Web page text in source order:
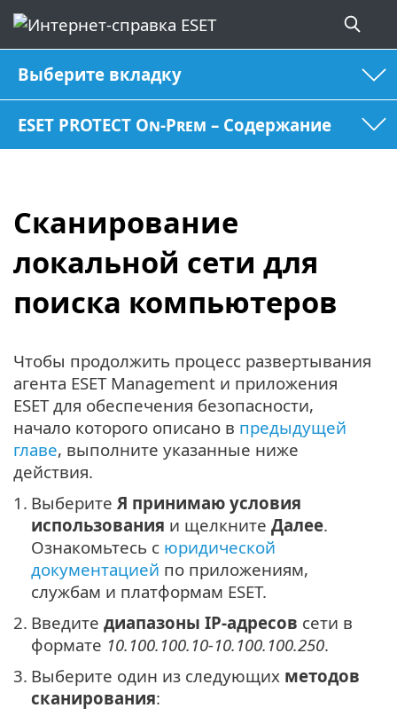
Выберите вкладку
ESET PROTECT On-Prem – Содержание
Сканирование
локальной сети для
поиска компьютеров
Чтобы продолжить процесс развертывания
агента ESET Management и приложения
ESET для обеспечения безопасности,
начало которого описано в предыдущей
главе, выполните указанные ниже
действия.
1. Выберите Я принимаю условия
использования и щелкните Далее.
Ознакомьтесь с юридической
документацией по приложениям,
службам и платформам ESET.
2. Введите диапазоны IP-адресов сети в
формате 10.100.100.10-10.100.100.250.
3. Выберите один из следующих методов
сканирования: